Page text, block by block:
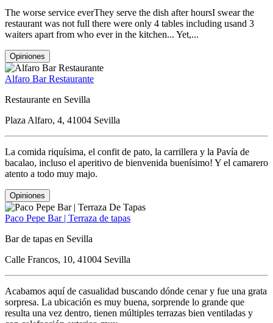
The worse service everThey serve the dish after hoursI swear the
restaurant was not full there were only 4 tables including usand 3
waiters apart from who ever in the kitchen... Yet,...
Opiniones
Alfaro Bar Restaurante
Restaurante en Sevilla
Plaza Alfaro, 4, 41004 Sevilla
La comida riquísima, el confit de pato, la carrillera y la Pavía de
bacalao, incluso el aperitivo de bienvenida buenísimo! Y el camarero
atento a todo muy majo.
Opiniones
Paco Pepe Bar | Terraza de tapas
Bar de tapas en Sevilla
Calle Francos, 10, 41004 Sevilla
Acabamos aquí de casualidad buscando dónde cenar y fue una grata
sorpresa. La ubicación es muy buena, sorprende lo grande que
resulta una vez dentro, tienen múltiples terrazas bien ventiladas y